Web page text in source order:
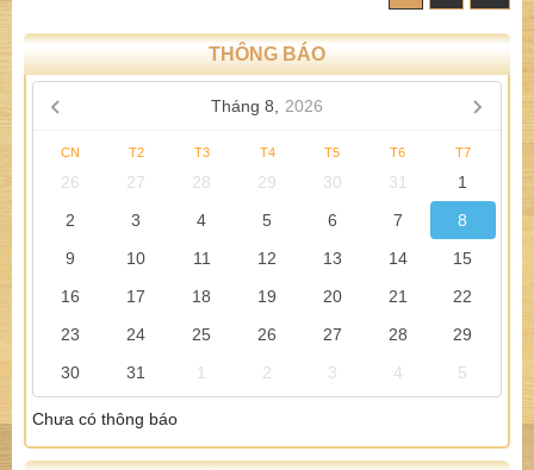
THÔNG BÁO
Tháng 8, 2026
CN T2 T3 T4 T5 T6 T7
26 27 28 29 30 31
1
2
3 4 5 6 7
8
9
10 11 12 13 14
15
16
17 18 19 20 21
22
23
24 25 26 27 28
29
30
31 1 2 3 4 5
Chưa có thông báo